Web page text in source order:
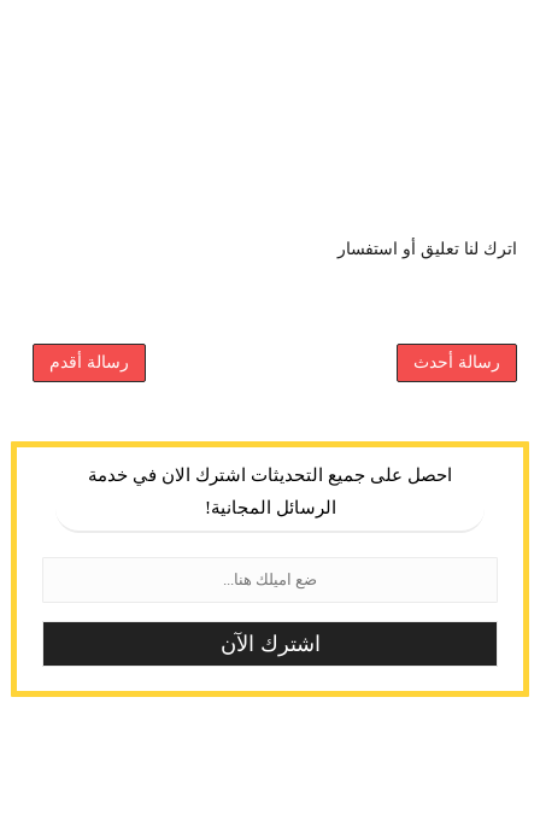
اترك لنا تعليق أو استفسار
رسالة أحدث رسالة أقدم
احصل على جميع التحديثات اشترك الان في خدمة
الرسائل المجانية!